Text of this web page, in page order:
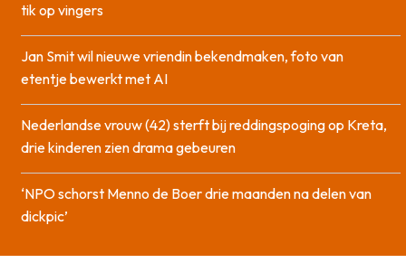
tik op vingers
Jan Smit wil nieuwe vriendin bekendmaken, foto van
etentje bewerkt met AI
Nederlandse vrouw (42) sterft bij reddingspoging op Kreta,
drie kinderen zien drama gebeuren
‘NPO schorst Menno de Boer drie maanden na delen van
dickpic’